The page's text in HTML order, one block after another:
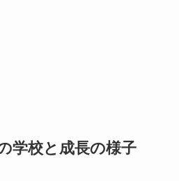
学校と成長の様子